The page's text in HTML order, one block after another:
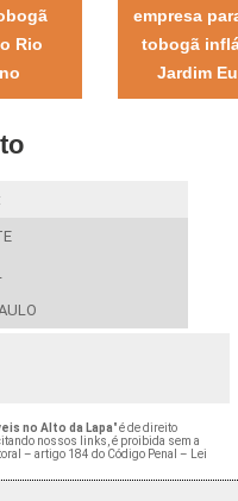
Rio
empresa
tobogã
Jardim
no Alto da Lapa" é de direito
nossos links, é proibida sem a
– artigo 184 do Código Penal – Lei